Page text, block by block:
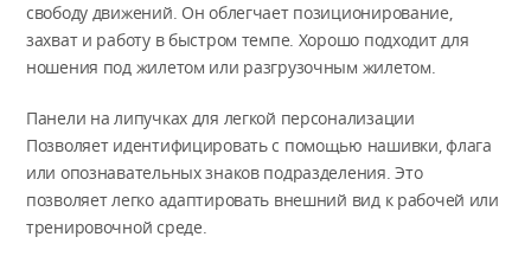
свободу движений. Он облегчает позиционирование,
захват и работу в быстром темпе. Хорошо подходит для
ношения под жилетом или разгрузочным жилетом.
Панели на липучках для легкой персонализации
Позволяет идентифицировать с помощью нашивки, флага
или опознавательных знаков подразделения. Это
позволяет легко адаптировать внешний вид к рабочей или
тренировочной среде.